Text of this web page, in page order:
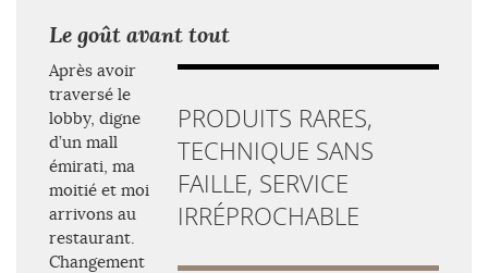
Le goût avant tout
PRODUITS RARES,
TECHNIQUE SANS
FAILLE, SERVICE
IRRÉPROCHABLE
Après avoir
traversé le
lobby, digne
d’un mall
émirati, ma
moitié et moi
arrivons au
restaurant.
Changement